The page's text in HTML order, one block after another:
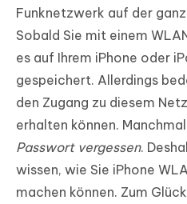
Funknetzwerk auf der
Sobald Sie mit einem
es auf Ihrem iPhone oder
gespeichert. Allerdings
den Zugang zu diesem
erhalten können.
Passwort vergessen.
wissen, wie Sie iPhone
machen können. Zum